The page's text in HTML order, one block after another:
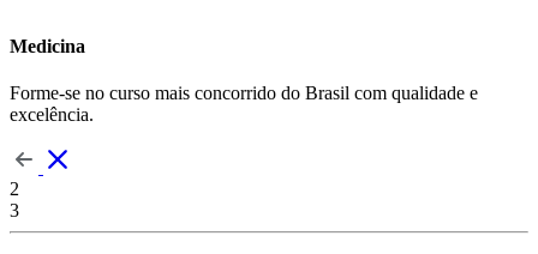
Medicina
Forme-se no curso mais concorrido do Brasil com qualidade e
excelência.
2
3